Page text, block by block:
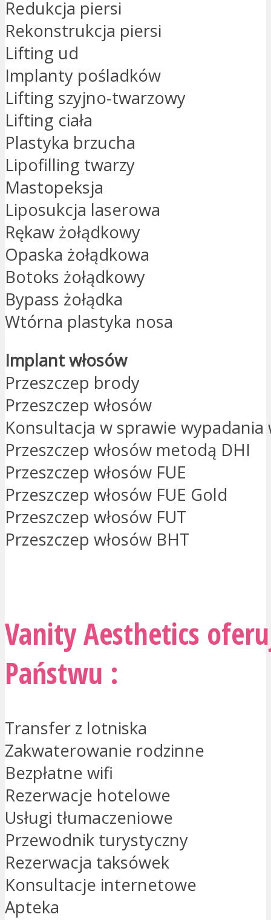
Redukcja piersi
Rekonstrukcja piersi
Lifting ud
Implanty pośladków
Lifting szyjno-twarzowy
Lifting ciała
Plastyka brzucha
Lipofilling twarzy
Mastopeksja
Liposukcja laserowa
Rękaw żołądkowy
Opaska żołądkowa
Botoks żołądkowy
Bypass żołądka
Wtórna plastyka nosa
Implant włosów
Przeszczep brody
Przeszczep włosów
Konsultacja w sprawie wypadania
Przeszczep włosów metodą DHI
Przeszczep włosów FUE
Przeszczep włosów FUE Gold
Przeszczep włosów FUT
Przeszczep włosów BHT
Vanity Aesthetics
Państwu :
Transfer z lotniska
Zakwaterowanie rodzinne
Bezpłatne wifi
Rezerwacje hotelowe
Usługi tłumaczeniowe
Przewodnik turystyczny
Rezerwacja taksówek
Konsultacje internetowe
Apteka